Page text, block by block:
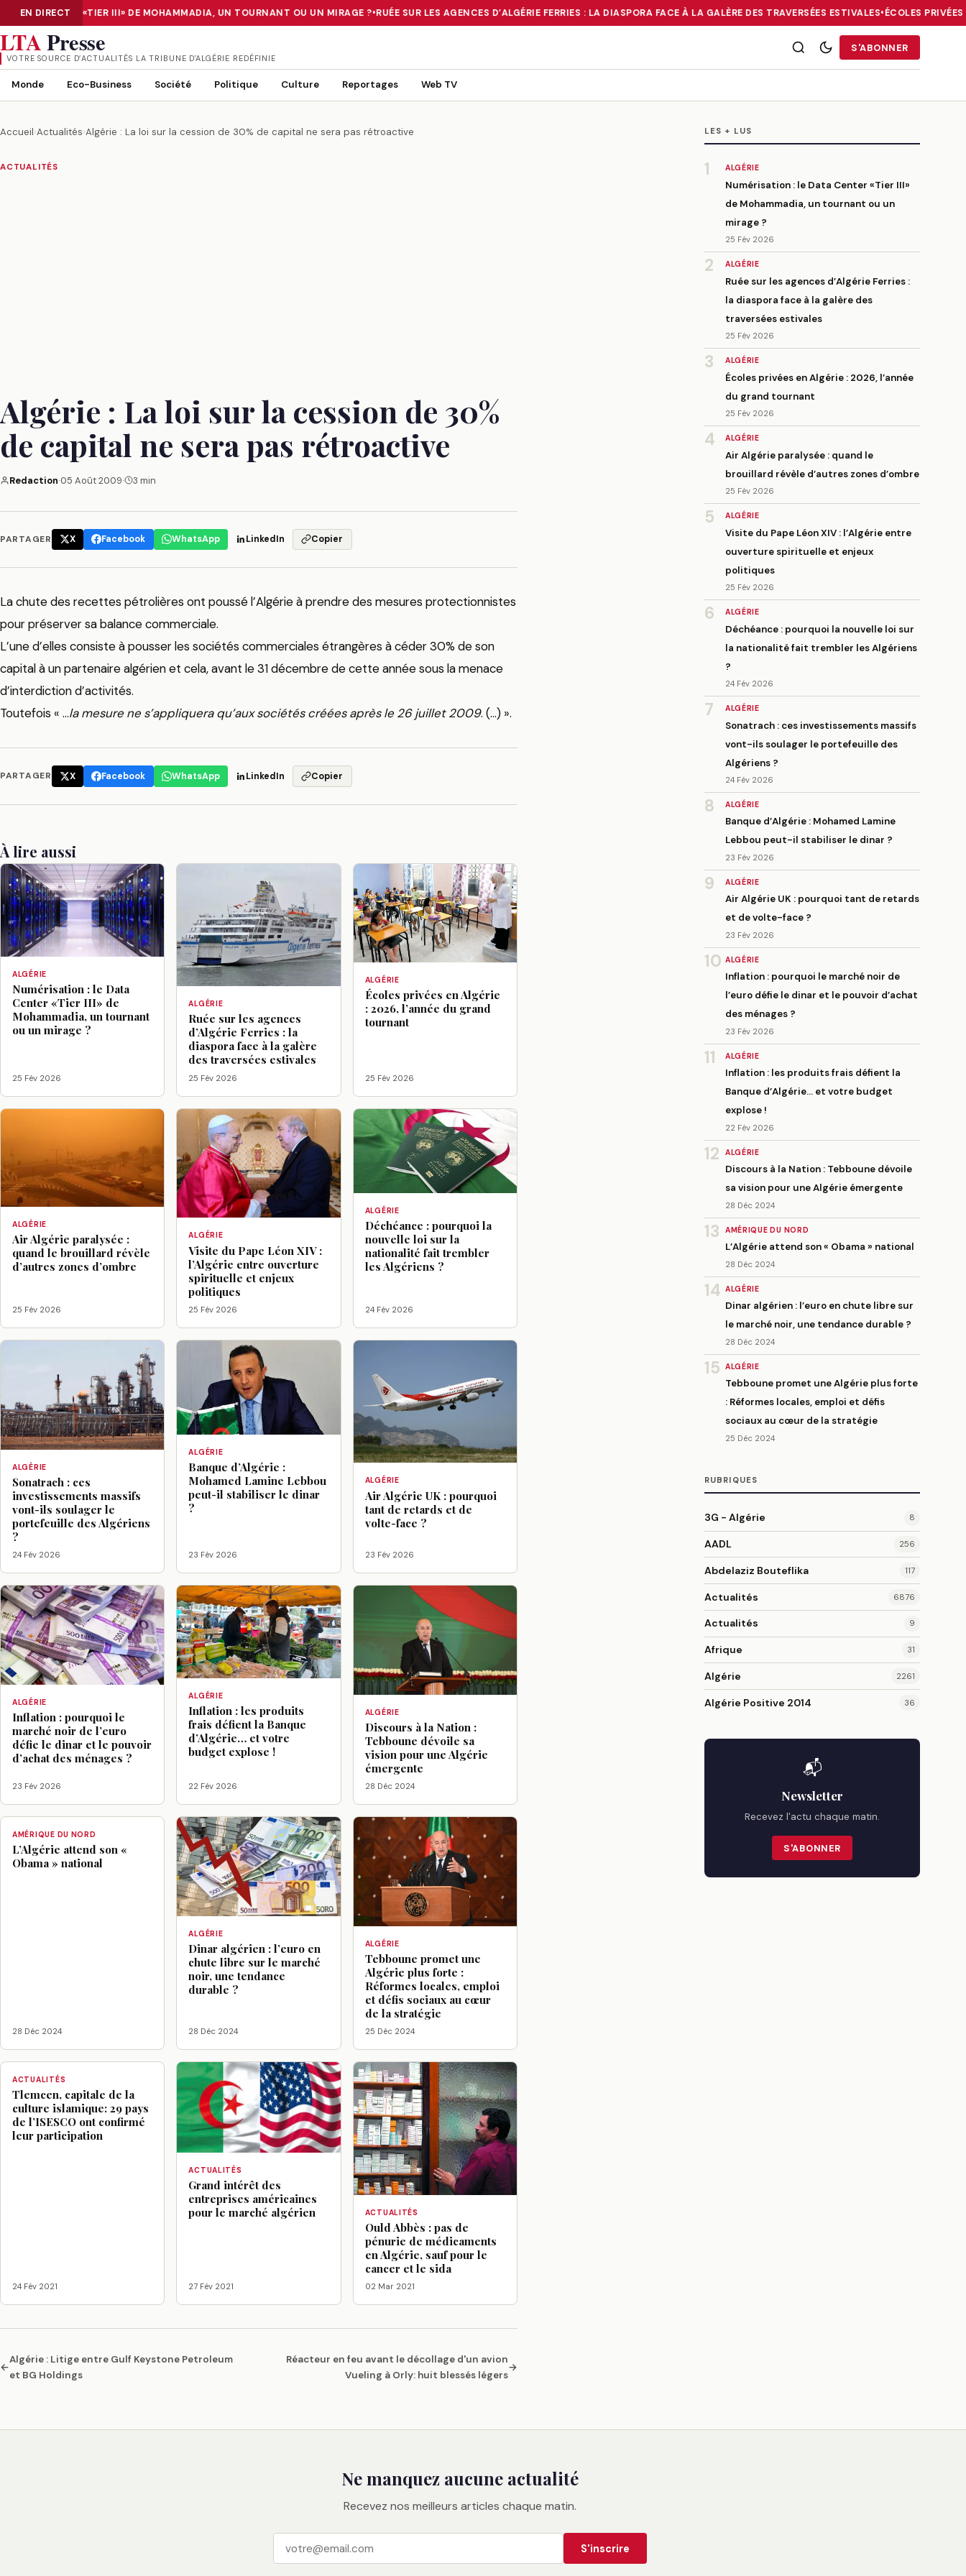
EN DIRECT
DATA CENTER «TIER III» DE MOHAMMADIA, UN TOURNANT OU UN MIRAGE ? •RUÉE SUR LES AGENCES D’ALGÉRIE FERRIES : LA DIASPORA FACE À LA GALÈRE DES TRAVERSÉES ESTIVALES•ÉCOLES PRIVÉES
NUMÉRISATION : LE DATA CENTER «TIER III» DE MOHAMMADIA, UN TOURNANT OU UN MIRAGE ?•RUÉE SUR LES AGENCES D’ALGÉRIE FERRIES : LA DIASPORA FACE À LA GALÈRE DES TRAVERSÉES
LTAPresse
VOTRE SOURCE D’ACTUALITÉS LA TRIBUNE D'ALGÉRIE REDÉFINIE
S'ABONNER
Monde Eco-Business Société Politique Culture Reportages Web TV
Accueil›Actualités›Algérie : La loi sur la cession de 30% de capital ne sera pas rétroactive
ACTUALITÉS
Algérie : La loi sur la cession de 30%
de capital ne sera pas rétroactive
Redaction·05 Août 2009· 3 min
PARTAGER X Facebook WhatsApp LinkedIn Copier
La chute des recettes pétrolières ont poussé l’Algérie à prendre des mesures protectionnistes
pour préserver sa balance commerciale.
L’une d’elles consiste à pousser les sociétés commerciales étrangères à céder 30% de son
capital à un partenaire algérien et cela, avant le 31 décembre de cette année sous la menace
d’interdiction d’activités.
Toutefois « …la mesure ne s’appliquera qu’aux sociétés créées après le 26 juillet 2009. (…) ».
PARTAGER X Facebook WhatsApp LinkedIn Copier
À lire aussi
ALGÉRIE
Numérisation : le Data
Center «Tier III» de
Mohammadia, un tournant
ou un mirage ?
25 Fév 2026
ALGÉRIE
Ruée sur les agences
d’Algérie Ferries : la
diaspora face à la galère
des traversées estivales
25 Fév 2026
ALGÉRIE
Écoles privées en Algérie
: 2026, l’année du grand
tournant
25 Fév 2026
ALGÉRIE
Air Algérie paralysée :
quand le brouillard révèle
d’autres zones d’ombre
25 Fév 2026
ALGÉRIE
Visite du Pape Léon XIV :
l’Algérie entre ouverture
spirituelle et enjeux
politiques
25 Fév 2026
ALGÉRIE
Déchéance : pourquoi la
nouvelle loi sur la
nationalité fait trembler
les Algériens ?
24 Fév 2026
ALGÉRIE
Sonatrach : ces
investissements massifs
vont-ils soulager le
portefeuille des Algériens
?
24 Fév 2026
ALGÉRIE
Banque d’Algérie :
Mohamed Lamine Lebbou
peut-il stabiliser le dinar
?
23 Fév 2026
ALGÉRIE
Air Algérie UK : pourquoi
tant de retards et de
volte-face ?
23 Fév 2026
ALGÉRIE
Inflation : pourquoi le
marché noir de l’euro
défie le dinar et le pouvoir
d’achat des ménages ?
23 Fév 2026
ALGÉRIE
Inflation : les produits
frais défient la Banque
d’Algérie… et votre
budget explose !
22 Fév 2026
ALGÉRIE
Discours à la Nation :
Tebboune dévoile sa
vision pour une Algérie
émergente
28 Déc 2024
AMÉRIQUE DU NORD
L’Algérie attend son «
Obama » national
28 Déc 2024
ALGÉRIE
Dinar algérien : l’euro en
chute libre sur le marché
noir, une tendance
durable ?
28 Déc 2024
ALGÉRIE
Tebboune promet une
Algérie plus forte :
Réformes locales, emploi
et défis sociaux au cœur
de la stratégie
25 Déc 2024
ACTUALITÉS
Tlemcen, capitale de la
culture islamique: 29 pays
de l’ISESCO ont confirmé
leur participation
24 Fév 2021
ACTUALITÉS
Grand intérêt des
entreprises américaines
pour le marché algérien
27 Fév 2021
ACTUALITÉS
Ould Abbès : pas de
pénurie de médicaments
en Algérie, sauf pour le
cancer et le sida
02 Mar 2021
←
Algérie : Litige entre Gulf Keystone Petroleum
et BG Holdings
Réacteur en feu avant le décollage d'un avion
Vueling à Orly: huit blessés légers
→
LES + LUS
1 ALGÉRIE
Numérisation : le Data Center «Tier III»
de Mohammadia, un tournant ou un
mirage ?
25 Fév 2026
2 ALGÉRIE
Ruée sur les agences d’Algérie Ferries :
la diaspora face à la galère des
traversées estivales
25 Fév 2026
3 ALGÉRIE
Écoles privées en Algérie : 2026, l’année
du grand tournant
25 Fév 2026
4 ALGÉRIE
Air Algérie paralysée : quand le
brouillard révèle d’autres zones d’ombre
25 Fév 2026
5 ALGÉRIE
Visite du Pape Léon XIV : l’Algérie entre
ouverture spirituelle et enjeux
politiques
25 Fév 2026
6 ALGÉRIE
Déchéance : pourquoi la nouvelle loi sur
la nationalité fait trembler les Algériens
?
24 Fév 2026
7 ALGÉRIE
Sonatrach : ces investissements massifs
vont-ils soulager le portefeuille des
Algériens ?
24 Fév 2026
8 ALGÉRIE
Banque d’Algérie : Mohamed Lamine
Lebbou peut-il stabiliser le dinar ?
23 Fév 2026
9 ALGÉRIE
Air Algérie UK : pourquoi tant de retards
et de volte-face ?
23 Fév 2026
10 ALGÉRIE
Inflation : pourquoi le marché noir de
l’euro défie le dinar et le pouvoir d’achat
des ménages ?
23 Fév 2026
11 ALGÉRIE
Inflation : les produits frais défient la
Banque d’Algérie… et votre budget
explose !
22 Fév 2026
12 ALGÉRIE
Discours à la Nation : Tebboune dévoile
sa vision pour une Algérie émergente
28 Déc 2024
13 AMÉRIQUE DU NORD
L’Algérie attend son « Obama » national
28 Déc 2024
14 ALGÉRIE
Dinar algérien : l’euro en chute libre sur
le marché noir, une tendance durable ?
28 Déc 2024
15 ALGÉRIE
Tebboune promet une Algérie plus forte
: Réformes locales, emploi et défis
sociaux au cœur de la stratégie
25 Déc 2024
RUBRIQUES
3G - Algérie 8
AADL 256
Abdelaziz Bouteflika 117
Actualités 6876
Actualités 9
Afrique 31
Algérie 2261
Algérie Positive 2014 36
📬
Newsletter
Recevez l'actu chaque matin.
S'ABONNER
Ne manquez aucune actualité
Recevez nos meilleurs articles chaque matin.
S'inscrire